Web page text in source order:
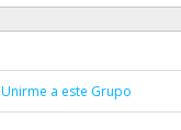
Unirme a este Grupo